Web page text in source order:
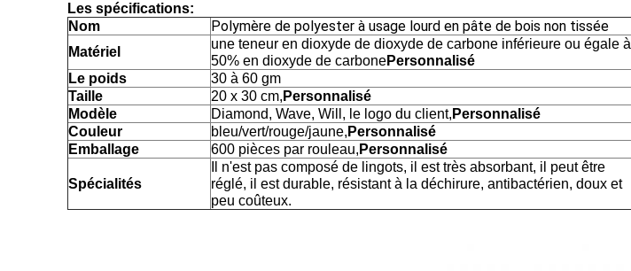
Les spécifications:
Nom
Polymère de polyester à usage lourd en pâte de bois non tissée
Matériel
une teneur en dioxyde de dioxyde de carbone inférieure ou égale à
50% en dioxyde de carbonePersonnalisé
Le poids
30 à 60 gm
Taille
20 x 30 cm, Personnalisé
Modèle
Diamond, Wave, Will, le logo du client, Personnalisé
Couleur
bleu/vert/rouge/jaune, Personnalisé
Emballage
600 pièces par rouleau, Personnalisé
Spécialités
Il n'est pas composé de lingots, il est très absorbant, il peut être
réglé, il est durable, résistant à la déchirure, antibactérien, doux et
peu coûteux.